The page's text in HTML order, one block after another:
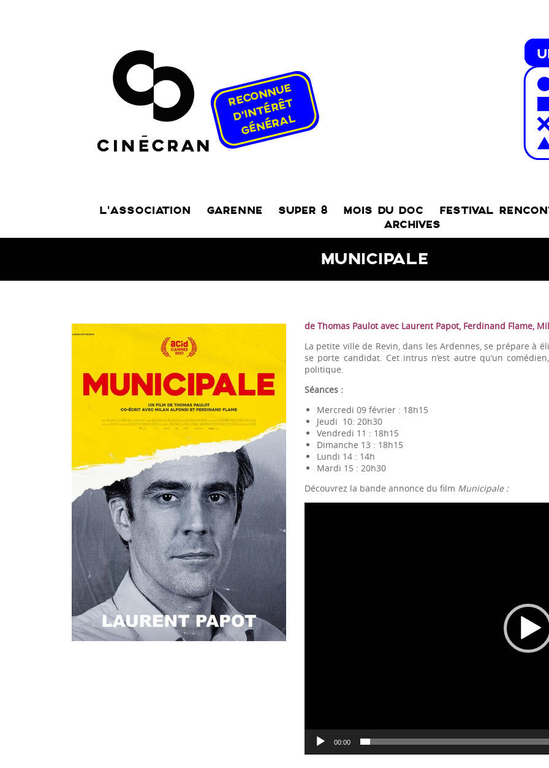
L’ASSOCIATION GARENNE SUPER 8 MOIS DU DOC FESTIVAL
ARCHIVES
MUNICIPALE
de Thomas Paulot avec Laurent Papot, Ferdinand Flame,
La petite ville de Revin, dans les Ardennes, se prépare à
se porte candidat. Cet intrus n’est autre qu’un
politique.
Séances :
Mercredi 09 février : 18h15
Jeudi 10: 20h30
Vendredi 11 : 18h15
Dimanche 13 : 18h15
Lundi 14 : 14h
Mardi 15 : 20h30
Découvrez la bande annonce du film Municipale:
00:00